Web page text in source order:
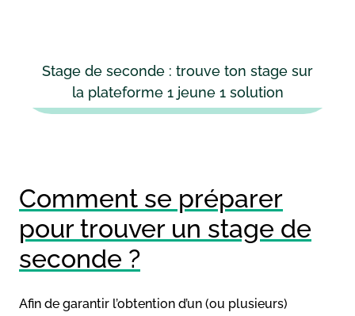
Stage de seconde : trouve ton stage sur
la plateforme 1 jeune 1 solution
Comment se préparer
pour trouver un stage de
seconde ?
Afin de garantir l’obtention d’un (ou plusieurs)